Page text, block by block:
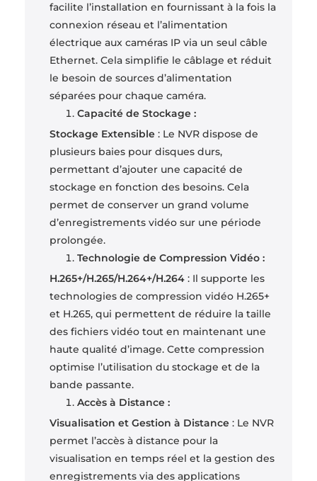
facilite l’installation en fournissant à la fois la
connexion réseau et l’alimentation
électrique aux caméras IP via un seul câble
Ethernet. Cela simplifie le câblage et réduit
le besoin de sources d’alimentation
séparées pour chaque caméra.
Capacité de Stockage :
Stockage Extensible: Le NVR dispose de
plusieurs baies pour disques durs,
permettant d’ajouter une capacité de
stockage en fonction des besoins. Cela
permet de conserver un grand volume
d’enregistrements vidéo sur une période
prolongée.
Technologie de Compression Vidéo :
H.265+/H.265/H.264+/H.264: Il supporte les
technologies de compression vidéo H.265+
et H.265, qui permettent de réduire la taille
des fichiers vidéo tout en maintenant une
haute qualité d’image. Cette compression
optimise l’utilisation du stockage et de la
bande passante.
Accès à Distance :
Visualisation et Gestion à Distance: Le NVR
permet l’accès à distance pour la
visualisation en temps réel et la gestion des
enregistrements via des applications